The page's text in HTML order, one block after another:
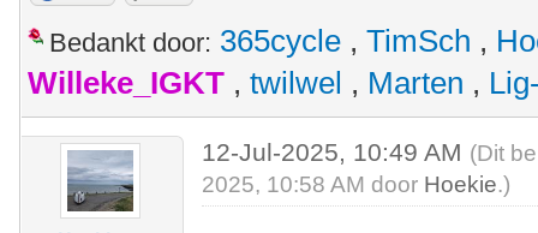
Bedankt door: 365cycle , TimSch ,
Willeke_IGKT , twilwel , Marten ,
12-Jul-2025, 10:49 AM (Dit
2025, 10:58 AM door Hoekie.)